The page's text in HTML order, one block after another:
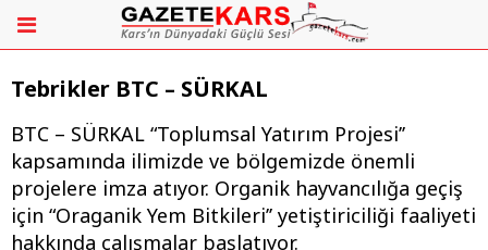
Tebrikler BTC – SÜRKAL
BTC – SÜRKAL “Toplumsal Yatırım Projesi’’
kapsamında ilimizde ve bölgemizde önemli
projelere imza atıyor. Organik hayvancılığa geçiş
için “Oraganik Yem Bitkileri’’ yetiştiriciliği faaliyeti
hakkında çalışmalar başlatıyor.